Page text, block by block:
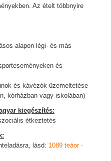
Az ételt többnyire
alapon légi- és más
és
és kávézók üzemeltetése
kórházban vagy iskolában)
kiegészítés:
étkeztetés
lásd: 1089 teáor -